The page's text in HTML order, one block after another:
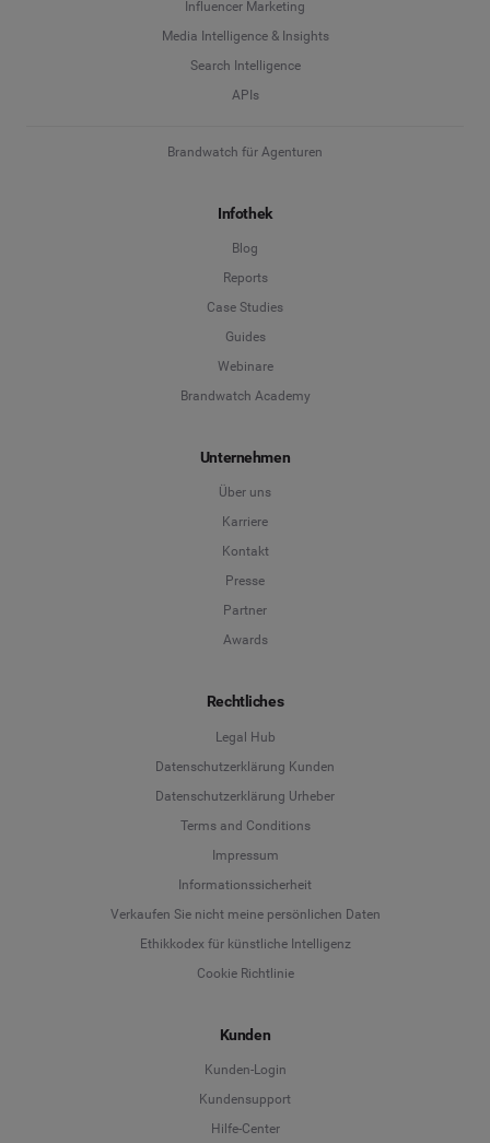
Influencer Marketing
Media Intelligence & Insights
Search Intelligence
APIs
Brandwatch für Agenturen
Infothek
Blog
Reports
Case Studies
Guides
Webinare
Brandwatch Academy
Unternehmen
Über uns
Karriere
Kontakt
Presse
Partner
Awards
Rechtliches
Legal Hub
Datenschutzerklärung Kunden
Datenschutzerklärung Urheber
Terms and Conditions
Impressum
Informationssicherheit
Verkaufen Sie nicht meine persönlichen Daten
Ethikkodex für künstliche Intelligenz
Cookie Richtlinie
Kunden
Kunden-Login
Kundensupport
Hilfe-Center
Deutsch
English